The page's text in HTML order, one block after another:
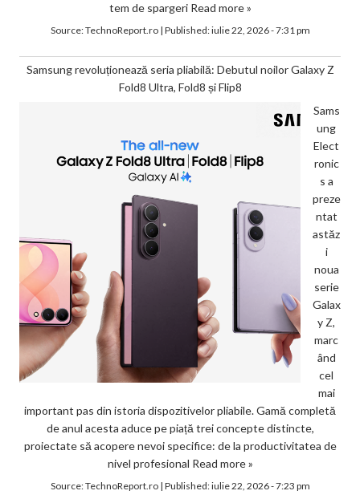
tem de spargeri Read more »
Source:TechnoReport.ro| Published:iulie 22, 2026 - 7:31 pm
Samsung revoluționează seria pliabilă: Debutul noilor Galaxy Z
Fold8 Ultra, Fold8 și Flip8
Sams
ung
Elect
ronic
s a
preze
ntat
astăz
i
noua
serie
Galax
y Z,
marc
ând
cel
mai
important pas din istoria dispozitivelor pliabile. Gamă completă
de anul acesta aduce pe piață trei concepte distincte,
proiectate să acopere nevoi specifice: de la productivitatea de
nivel profesional Read more »
Source:TechnoReport.ro| Published:iulie 22, 2026 - 7:23 pm